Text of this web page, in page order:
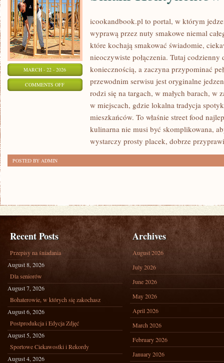
MARCH - 22 - 2026
COMMENTS OFFON
KONTYNENTÓW
icookandbook.pl to portal, w którym
wyprawą przez nuty smakowe niemal
które kochają smakować świadomie,
nieoczywiste połączenia. Tutaj codzienny
koniecznością, a zaczyna przypominać
przewodnim serwisu jest oryginalne
rodzi się na targach, w małych barach, w
w miejscach, gdzie lokalna tradycja
mieszkańców. To właśnie street food
kulinarna nie musi być skomplikowana,
wystarczy prosty placek, dobrze
POSTED BY ADMIN
Recent Posts
Przepisy na śniadania
August 8, 2026
Dla seniorów
August 7, 2026
Bohaterowie, w których się zakochasz
August 6, 2026
Postprodukcja i Edycja Zdjęć
August 5, 2026
Sportowe Ciekawostki i Rekordy
August 4, 2026
Archives
August 2026
July 2026
June 2026
May 2026
April 2026
March 2026
February 2026
January 2026